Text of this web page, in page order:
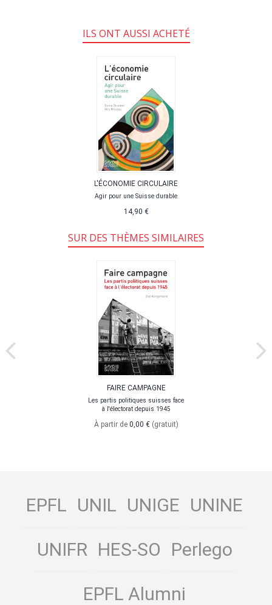
ILS ONT AUSSI ACHETÉ
L'ÉCONOMIE CIRCULAIRE
Agir pour une Suisse durable
14,90 €
SUR DES THÈMES SIMILAIRES
FAIRE CAMPAGNE
Les partis politiques suisses face
à l'électorat depuis 1945
À partir de 0,00 € (gratuit)
EPFL UNIL UNIGE UNINE
UNIFR HES-SO Perlego
EPFL Alumni